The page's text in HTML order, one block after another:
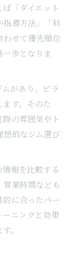
ジム選び
く比較する
を事前に確
リアルな気
法
目ポイント
ルジムの特
比較する
「ダイエット
指導方法」「料
わせて優先順位
歩となりま
があり、ピラ
す。そのた
の雰囲気やト
想的なジム選び
報を比較する
業時間なども
に合ったパー
ニングと効果
。